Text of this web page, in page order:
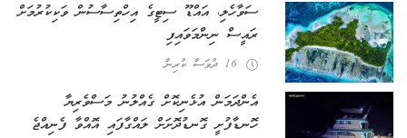
ސަވާހެލި، އައްޑޫ ސިޓީގެ އިހްތިސާސުން ވަކިކުރުމަށް
ރައީސް ނިންމަވައިފި
16 ދުވަސް ކުރިން
އެންދަމަން އުޅެނިކޮށް ގެއްލުނު މަސްވެރިޔާ
ހޮނޑާފުށީ ގޮނޑުދޮށަށް ލައްގާފައި އޮއްވާ ފެނިއްޖެ